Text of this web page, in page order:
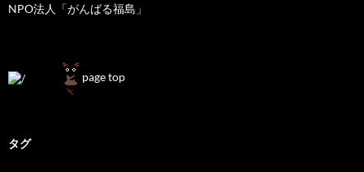
NPO法人「がんばる福島」
page top
タグ